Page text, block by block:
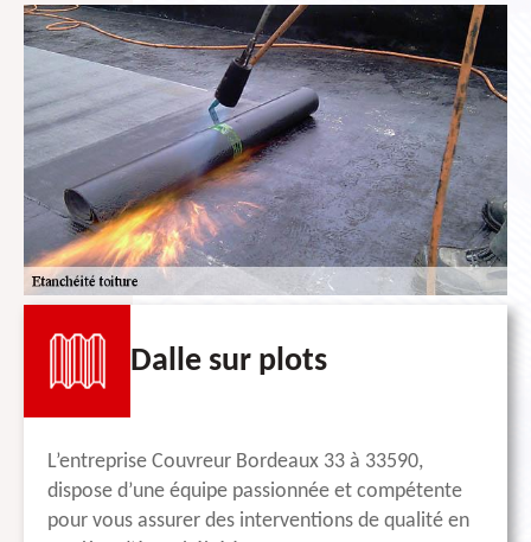
Dalle sur plots
L’entreprise Couvreur Bordeaux 33 à 33590,
dispose d’une équipe passionnée et compétente
pour vous assurer des interventions de qualité en